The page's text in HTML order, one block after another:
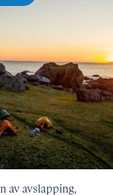
av avslapping,